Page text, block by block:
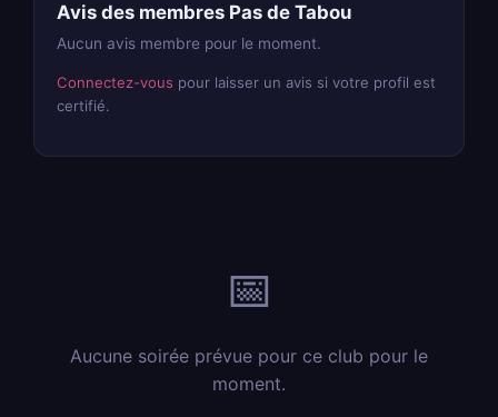
Avis des membres Pas de Tabou
Aucun avis membre pour le moment.
Connectez-vous pour laisser un avis si votre profil est
certifié.
📅
Aucune soirée prévue pour ce club pour le
moment.